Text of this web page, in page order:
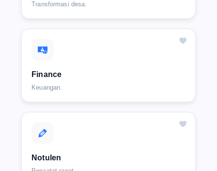
Transformasi desa.
Finance
Keuangan.
Notulen